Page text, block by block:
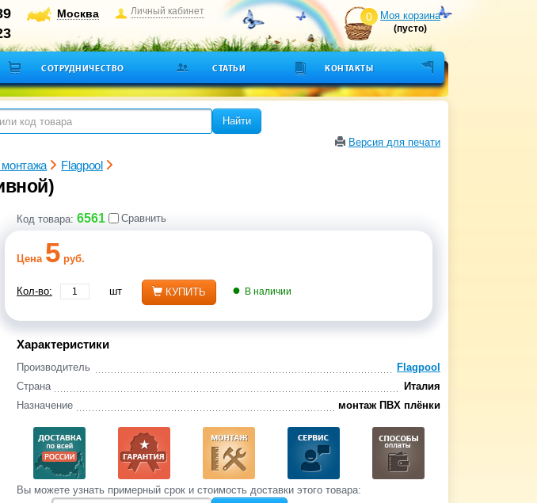
Москва Личный кабинет 0 Моя корзина
(пусто)
СОТРУДНИЧЕСТВО СТАТЬИ КОНТАКТЫ
Найти
Версия для печати
Flagpool
Код товара: 6561 Сравнить
Цена 5 руб.
Кол-во: шт КУПИТЬ В наличии
Характеристики
Flagpool
Производитель
Италия
Страна
монтаж ПВХ плёнки
Назначение
Вы‌ можете‌ узнать‌ примерный срок и стоимость‌ доставки этого товара: